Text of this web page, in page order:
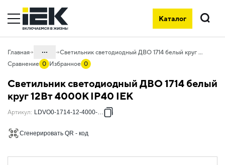
Каталог
Поиск
Главная ...
10. Светотехника
10.03 Коммерческое освещение
освещения
Светильник светодиодный ДВО 1714 белый круг 12Вт 4000К IP40 IEK
Сравнение 0 Избранное 0
Светильник светодиодный ДВО 1714 белый
круг 12Вт 4000К IP40 IEK
Артикул: LDVO0-1714-12-4000-K01
Сгенерировать QR - код